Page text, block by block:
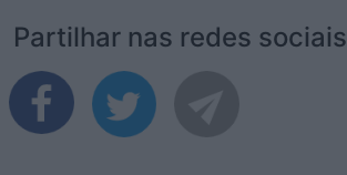
Partilhar nas redes sociais